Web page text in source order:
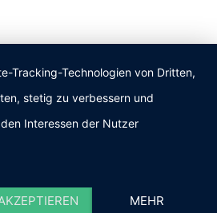
Tracking-Technologien von Dritten,
stetig zu verbessern und
Interessen der Nutzer
MEHR